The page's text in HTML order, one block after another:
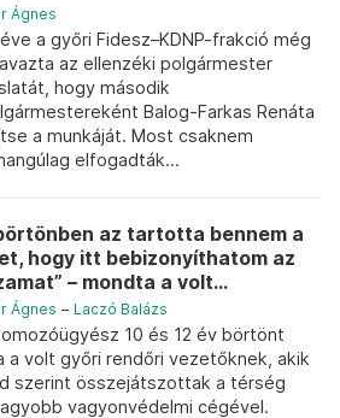
Ágnes
a győri Fidesz–KDNP-frakció még
az ellenzéki polgármester
hogy második
Balog-Farkas Renáta
a munkáját. Most csaknem
elfogadták...
az tartotta bennem a
hogy itt bebizonyíthatom az
– mondta a volt...
Ágnes – Laczó Balázs
10 és 12 év börtönt
a volt győri rendőri vezetőknek, akik
szerint összejátszottak a térség
vagyonvédelmi cégével.